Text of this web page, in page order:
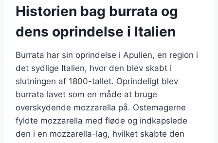
Historien bag burrata og
dens oprindelse i Italien
Burrata har sin oprindelse i Apulien, en region i
det sydlige Italien, hvor den blev skabt i
slutningen af 1800-tallet. Oprindeligt blev
burrata lavet som en måde at bruge
overskydende mozzarella på. Ostemagerne
fyldte mozzarella med fløde og indkapslede
den i en mozzarella-lag, hvilket skabte den